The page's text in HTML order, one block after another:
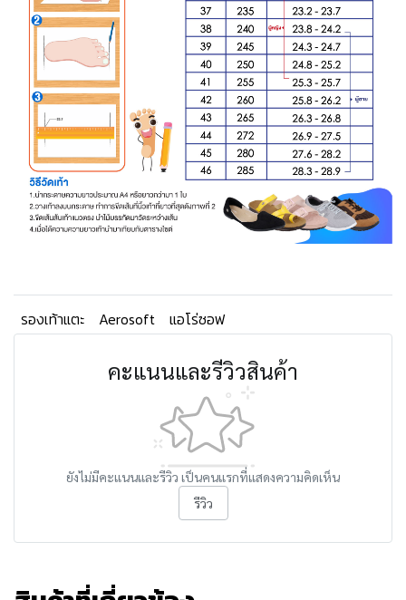
รองเท้าแตะ Aerosoft แอโร่ซอฟ
คะแนนและรีวิวสินค้า
ยังไม่มีคะแนนและรีวิว เป็นคนแรกที่แสดงความคิดเห็น
รีวิว